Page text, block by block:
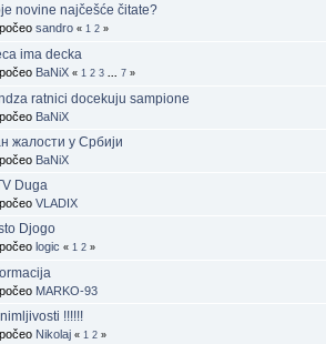
novine najčešće čitate?
sandro « 1 2 »
ima decka
BaNiX « 1 2 3 7 »
ratnici docekuju sampione
BaNiX
жалости у Србији
BaNiX
Duga
VLADIX
Djogo
logic « 1 2 »
MARKO-93
!!!!!!
Nikolaj « 1 2 »